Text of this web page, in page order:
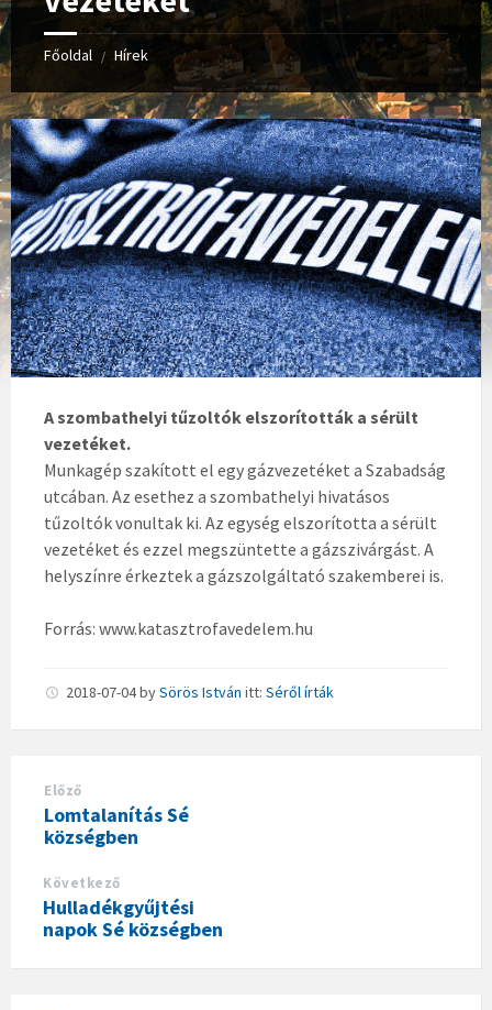
Főoldal / Hírek
A szombathelyi tűzoltók elszorították a sérült
vezetéket.
Munkagép szakított el egy gázvezetéket a Szabadság
utcában. Az esethez a szombathelyi hivatásos
tűzoltók vonultak ki. Az egység elszorította a sérült
vezetéket és ezzel megszüntette a gázszivárgást. A
helyszínre érkeztek a gázszolgáltató szakemberei is.
Forrás: www.katasztrofavedelem.hu
2018-07-04bySörös István itt: Séről írták
Előző
Lomtalanítás Sé
községben
Következő
Hulladékgyűjtési
napok Sé községben